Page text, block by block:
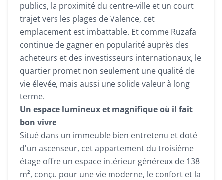
publics, la proximité du centre-ville et un court
trajet vers les plages de Valence, cet
emplacement est imbattable. Et comme Ruzafa
continue de gagner en popularité auprès des
acheteurs et des investisseurs internationaux, le
quartier promet non seulement une qualité de
vie élevée, mais aussi une solide valeur à long
terme.
Un espace lumineux et magnifique où il fait
bon vivre
Situé dans un immeuble bien entretenu et doté
d'un ascenseur, cet appartement du troisième
étage offre un espace intérieur généreux de 138
m², conçu pour une vie moderne, le confort et la